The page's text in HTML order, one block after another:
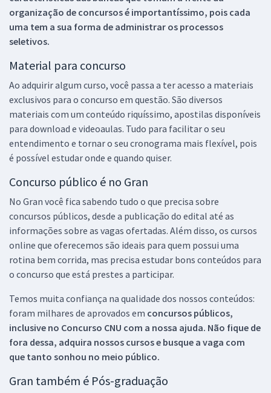
organização de concursos é importantíssimo, pois cada
uma tem a sua forma de administrar os processos
seletivos.
Material para concurso
Ao adquirir algum curso, você passa a ter acesso a materiais
exclusivos para o concurso em questão. São diversos
materiais com um conteúdo riquíssimo, apostilas disponíveis
para download e videoaulas. Tudo para facilitar o seu
entendimento e tornar o seu cronograma mais flexível, pois
é possível estudar onde e quando quiser.
Concurso público é no Gran
No Gran você fica sabendo tudo o que precisa sobre
concursos públicos, desde a publicação do edital até as
informações sobre as vagas ofertadas. Além disso, os cursos
online que oferecemos são ideais para quem possui uma
rotina bem corrida, mas precisa estudar bons conteúdos para
o concurso que está prestes a participar.
Temos muita confiança na qualidade dos nossos conteúdos:
foram milhares de aprovados em concursos públicos,
inclusive no Concurso CNU com a nossa ajuda. Não fique de
fora dessa, adquira nossos cursos e busque a vaga com
que tanto sonhou no meio público.
Gran também é Pós-graduação